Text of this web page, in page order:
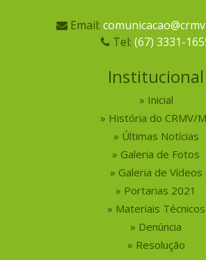
Email:
Tel: (67) 3331-
Institucional
Inicial
História do CRMV/
Últimas Notícias
Galeria de Fotos
Galeria de Vídeos
Portarias 2021
Materiais Técnicos
Denúncia
Resolução